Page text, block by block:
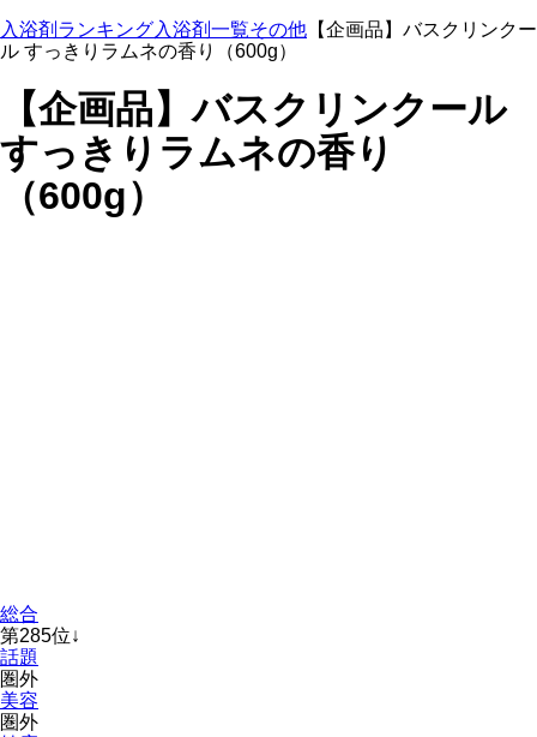
入浴剤ランキング入浴剤一覧その他 【企画品】バスクリンクー
ル すっきりラムネの香り（600g）
【企画品】バスクリンクール
すっきりラムネの香り
（600g）
総合
第285位↓
話題
圏外
美容
圏外